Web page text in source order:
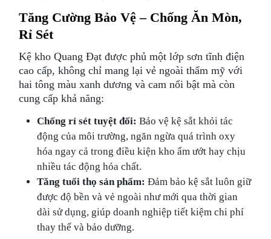
Tăng Cường Bảo Vệ – Chống Ăn Mòn,
Rỉ Sét
Kệ kho Quang Đạt được phủ một lớp sơn tĩnh điện
cao cấp, không chỉ mang lại vẻ ngoài thẩm mỹ với
hai tông màu xanh dương và cam nổi bật mà còn
cung cấp khả năng:
Chống rỉ sét tuyệt đối: Bảo vệ kệ sắt khỏi tác
động của môi trường, ngăn ngừa quá trình oxy
hóa ngay cả trong điều kiện kho ẩm ướt hay chịu
nhiều tác động hóa chất.
Tăng tuổi thọ sản phẩm: Đảm bảo kệ sắt luôn giữ
được độ bền và vẻ ngoài như mới qua thời gian
dài sử dụng, giúp doanh nghiệp tiết kiệm chi phí
thay thế và bảo dưỡng.